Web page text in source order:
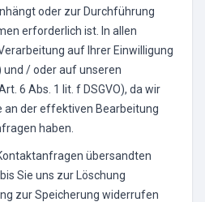
oder zur Durchführung
erforderlich ist. In allen
auf Ihrer Einwilligung
und / oder auf unseren
6 Abs. 1 lit. f DSGVO), da wir
an der effektiven Bearbeitung
haben.
übersandten
Sie uns zur Löschung
zur Speicherung widerrufen